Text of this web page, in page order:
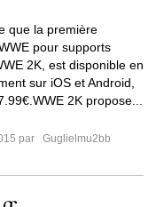
que la première
pour supports
2K, est disponible en
sur iOS et Android,
2K propose...
par
Guglielmu2bb